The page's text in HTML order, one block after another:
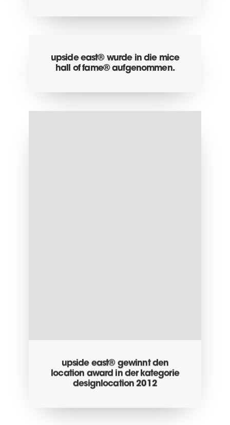
upside east® wurde in die mice
hall of fame® aufgenommen.
upside east® gewinnt den
location award in der kategorie
designlocation 2012